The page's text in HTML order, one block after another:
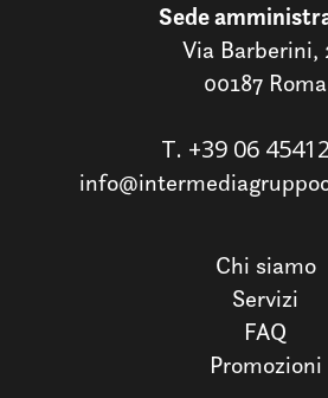
Sede
Via Barberini,
00187 Roma
T. +39 06
Chi siamo
Servizi
FAQ
Promozioni